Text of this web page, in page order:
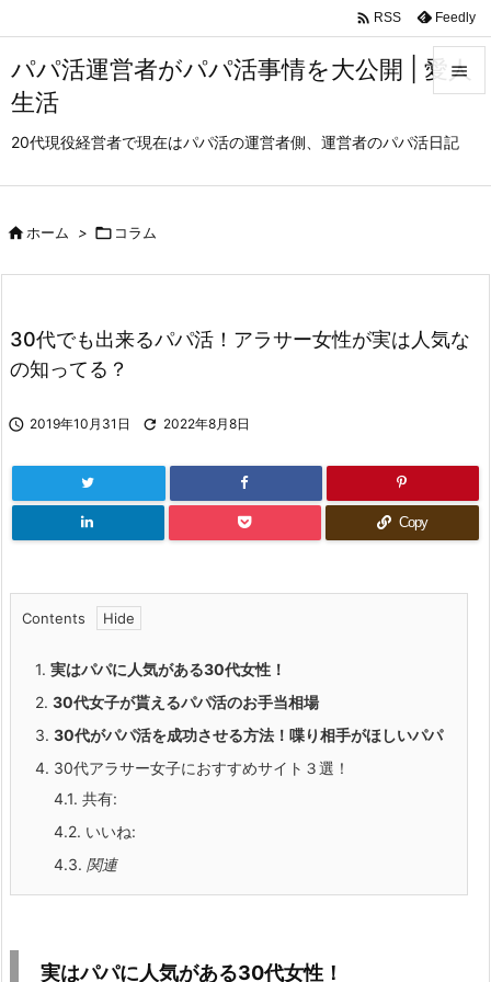
パパ活運営者がパパ活事情を大公開 | 愛人
生活
20代現役経営者で現在はパパ活の運営者側、運営者のパパ活日記

メニュ

 RSS Feedly
ホーム >  コラム
30代でも出来るパパ活！アラサー女性が実は人気な
の知ってる？
 2019年10月31日  2022年8月8日
Copy
Contents
1. 実はパパに人気がある30代女性！
2. 30代女子が貰えるパパ活のお手当相場
3. 30代がパパ活を成功させる方法！喋り相手がほしいパパ
4. 30代アラサー女子におすすめサイト３選！
4.1. 共有:
4.2. いいね:
4.3. 関連
実はパパに人気がある30代女性！